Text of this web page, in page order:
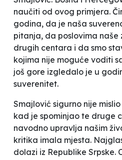
naučiti od ovog primjera.
godina, da je naša
pitanja, da poslovima naše
drugih centara i da smo
kojima nije moguće voditi
još gore izgledalo je u
suverenitet.
Smajlović sigurno nije
kad je spominjao te druge
navodno upravlja našim
kritika imala mjesta.
dolazi iz Republike Srpske.